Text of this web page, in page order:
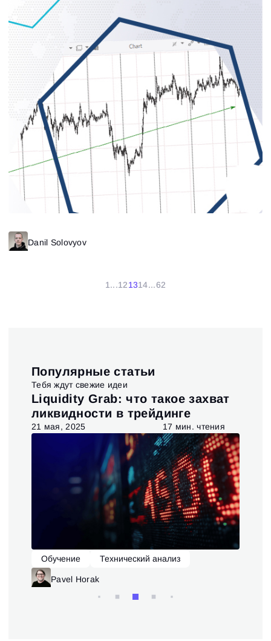
Danil Solovyov
1 ...121314...62
Популярные статьи
Тебя ждут свежие идеи
Liquidity Grab: что такое захват
ликвидности в трейдинге
21 мая, 2025 17 мин. чтения
Обучение Технический анализ
Pavel Horak